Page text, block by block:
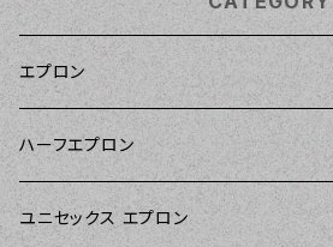
エプロン
Kitsch'n Glam（キッチングラム）
Sierra Rose（シエラローズ）
ハーフエプロン
Sierra Rose（シエラローズ）
ユニセックス エプロン